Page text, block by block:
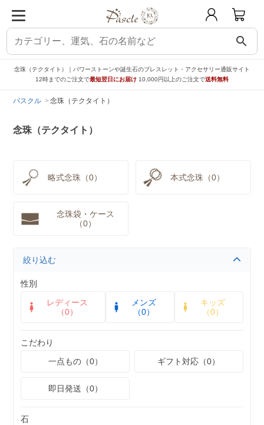
search
念珠（テクタイト）｜パワーストーンや誕生石のブレスレット・アクセサリー通販サイト
12時までのご注文で最短翌日にお届け 10,000円以上のご注文で送料無料
パスクル 念珠（テクタイト）
念珠（テクタイト）
略式念珠（0） 本式念珠（0）
念珠袋・ケース
（0）
絞り込む
性別
レディース
（0）
メンズ
（0）
キッズ
（0）
こだわり
一点もの（0）
ギフト対応（0）
即日発送（0）
石